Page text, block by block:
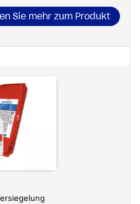
Sie mehr zum Produkt